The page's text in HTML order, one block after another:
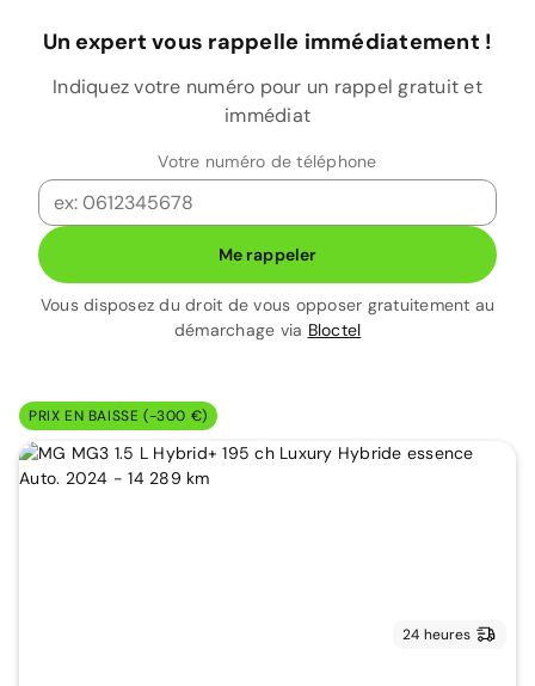
Un expert vous rappelle immédiatement !
Indiquez votre numéro pour un rappel gratuit et
immédiat
Votre numéro de téléphone
Me rappeler
Vous disposez du droit de vous opposer gratuitement au
démarchage via Bloctel
PRIX EN BAISSE (-300 €)
24 heures